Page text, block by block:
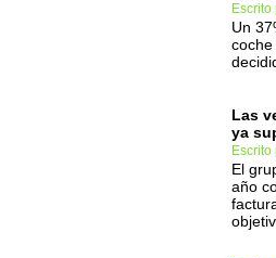
Un
Las
ya
El
año